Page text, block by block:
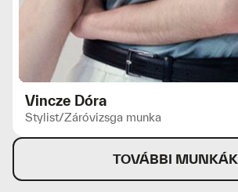
Vincze Dóra
Stylist/Záróvizsga munka
TOVÁBBI MUNKÁK